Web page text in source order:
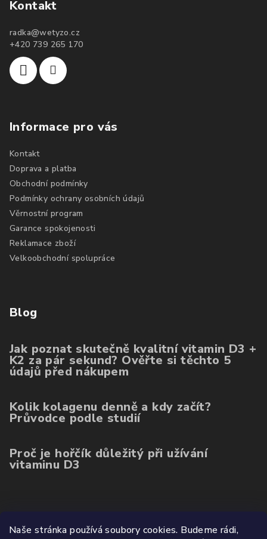
Naše stránka používá soubory cookies. Budeme rádi,
Kontakt
radka@wetyzo.cz
+420 739 265 170
Informace pro vás
Kontakt
Doprava a platba
Obchodní podmínky
Podmínky ochrany osobních údajů
Věrnostní program
Garance spokojenosti
Reklamace zboží
Velkoobchodní spolupráce
Blog
Jak poznat skutečně kvalitní vitamin D3 +
K2 za pár sekund? Ověřte si těchto 5
údajů před nákupem
Kolik kolagenu denně a kdy začít?
Průvodce podle studií
Proč je hořčík důležitý při užívání
vitaminu D3
Poslední hodnocení produktů